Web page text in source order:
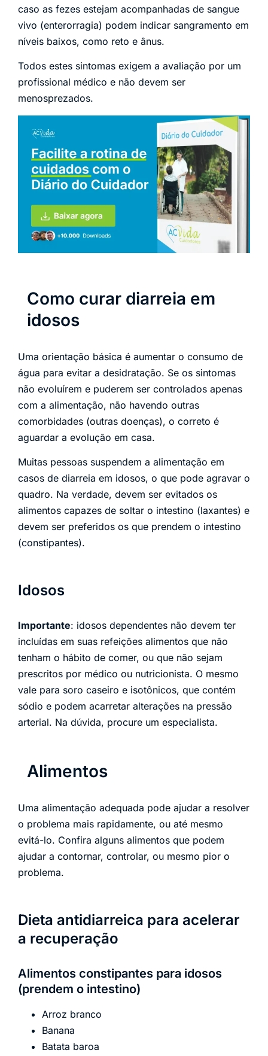
caso as fezes estejam acompanhadas de sangue
vivo (enterorragia) podem indicar sangramento em
níveis baixos, como reto e ânus.
Todos estes sintomas exigem a avaliação por um
profissional médico e não devem ser
menosprezados.
Como curar diarreia em
idosos
Uma orientação básica é aumentar o consumo de
água para evitar a desidratação. Se os sintomas
não evoluírem e puderem ser controlados apenas
com a alimentação, não havendo outras
comorbidades (outras doenças), o correto é
aguardar a evolução em casa.
Muitas pessoas suspendem a alimentação em
casos de diarreia em idosos, o que pode agravar o
quadro. Na verdade, devem ser evitados os
alimentos capazes de soltar o intestino (laxantes) e
devem ser preferidos os que prendem o intestino
(constipantes).
Idosos
Importante: idosos dependentes não devem ter
incluídas em suas refeições alimentos que não
tenham o hábito de comer, ou que não sejam
prescritos por médico ou nutricionista. O mesmo
vale para soro caseiro e isotônicos, que contém
sódio e podem acarretar alterações na pressão
arterial. Na dúvida, procure um especialista.
Alimentos
Uma alimentação adequada pode ajudar a resolver
o problema mais rapidamente, ou até mesmo
evitá-lo. Confira alguns alimentos que podem
ajudar a contornar, controlar, ou mesmo pior o
problema.
Dieta antidiarreica para acelerar
a recuperação
Alimentos constipantes para idosos
(prendem o intestino)
Arroz branco
Banana
Batata baroa